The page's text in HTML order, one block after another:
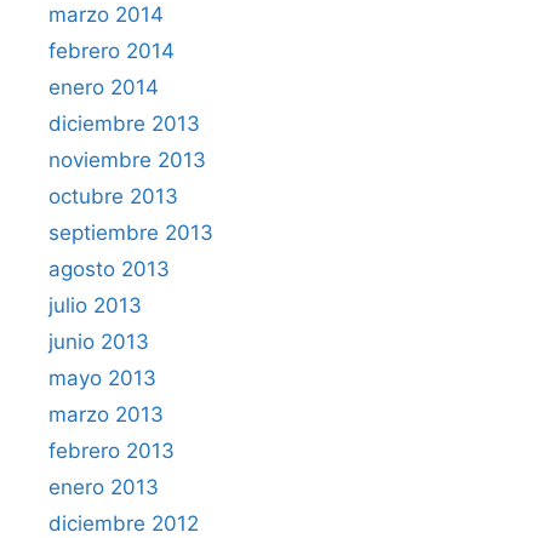
marzo 2014
febrero 2014
enero 2014
diciembre 2013
noviembre 2013
octubre 2013
septiembre 2013
agosto 2013
julio 2013
junio 2013
mayo 2013
marzo 2013
febrero 2013
enero 2013
diciembre 2012